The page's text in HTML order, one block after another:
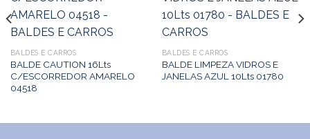
BALDES E CARROS
BALDE CAUTION 16Lts
C/ESCORREDOR AMARELO
04518
BALDES E CARROS
BALDE LIMPEZA VIDROS E
JANELAS AZUL 10Lts 01780